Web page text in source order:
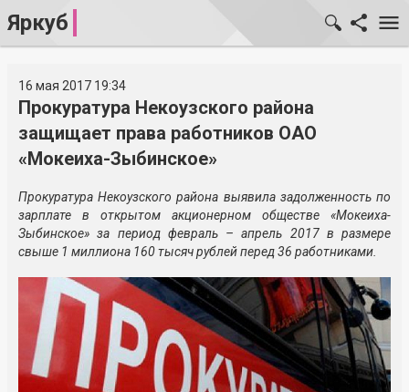
Яркуб
16 мая 2017 19:34
Прокуратура Некоузского района
защищает права работников ОАО
«Мокеиха-Зыбинское»
Прокуратура Некоузского района выявила задолженность по
зарплате в открытом акционерном обществе «Мокеиха-
Зыбинское» за период февраль – апрель 2017 в размере
свыше 1 миллиона 160 тысяч рублей перед 36 работниками.